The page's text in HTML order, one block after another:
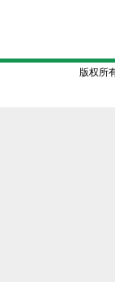
版权所